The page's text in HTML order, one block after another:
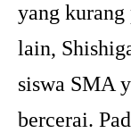
yang
lain,
siswa SMA
bercerai.